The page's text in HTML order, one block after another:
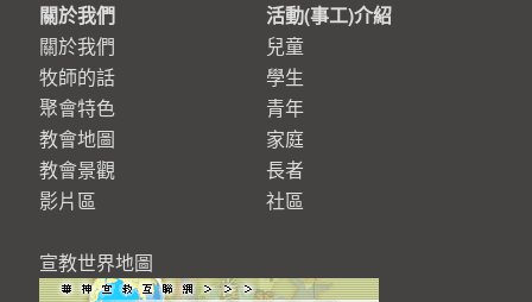
關於我們
關於我們
牧師的話
聚會特色
教會地圖
教會景觀
影片區
宣教世界地圖
活動(事工)介紹
兒童
學生
青年
家庭
長者
社區